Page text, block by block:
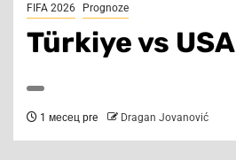
FIFA 2026 Prognoze
Türkiye vs USA
1 месец pre Dragan Jovanović